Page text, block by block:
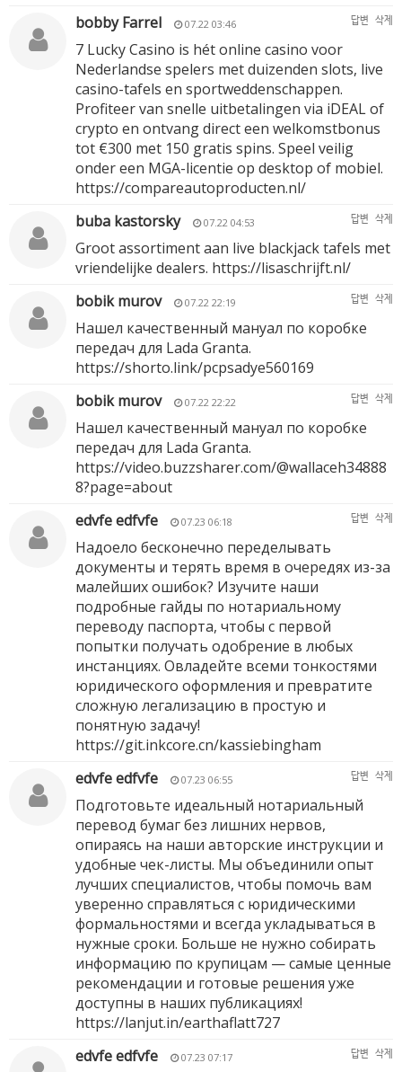
bobby Farrel
07.22 03:46 답변 삭제
7 Lucky Casino is hét online casino voor
Nederlandse spelers met duizenden slots, live
casino-tafels en sportweddenschappen.
Profiteer van snelle uitbetalingen via iDEAL of
crypto en ontvang direct een welkomstbonus
tot €300 met 150 gratis spins. Speel veilig
onder een MGA-licentie op desktop of mobiel.
https://compareautoproducten.nl/
buba kastorsky
07.22 04:53 답변 삭제
Groot assortiment aan live blackjack tafels met
vriendelijke dealers. https://lisaschrijft.nl/
bobik murov
07.22 22:19 답변 삭제
Нашел качественный мануал по коробке
передач для Lada Granta.
https://shorto.link/pcpsadye560169
bobik murov
07.22 22:22 답변 삭제
Нашел качественный мануал по коробке
передач для Lada Granta.
https://video.buzzsharer.com/@wallaceh34888
8?page=about
edvfe edfvfe
07.23 06:18 답변 삭제
Надоело бесконечно переделывать
документы и терять время в очередях из-за
малейших ошибок? Изучите наши
подробные гайды по нотариальному
переводу паспорта, чтобы с первой
попытки получать одобрение в любых
инстанциях. Овладейте всеми тонкостями
юридического оформления и превратите
сложную легализацию в простую и
понятную задачу!
https://git.inkcore.cn/kassiebingham
edvfe edfvfe
07.23 06:55 답변 삭제
Подготовьте идеальный нотариальный
перевод бумаг без лишних нервов,
опираясь на наши авторские инструкции и
удобные чек-листы. Мы объединили опыт
лучших специалистов, чтобы помочь вам
уверенно справляться с юридическими
формальностями и всегда укладываться в
нужные сроки. Больше не нужно собирать
информацию по крупицам — самые ценные
рекомендации и готовые решения уже
доступны в наших публикациях!
https://lanjut.in/earthaflatt727
edvfe edfvfe
07.23 07:17 답변 삭제